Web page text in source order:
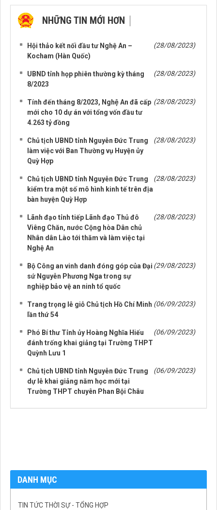
NHỮNG TIN MỚI HƠN
Hội thảo kết nối đầu tư Nghệ An –
Kocham (Hàn Quốc)
(28/08/2023)
UBND tỉnh họp phiên thường kỳ tháng
8/2023
(28/08/2023)
Tính đến tháng 8/2023, Nghệ An đã cấp
mới cho 10 dự án với tổng vốn đầu tư
4.263 tỷ đồng
(28/08/2023)
Chủ tịch UBND tỉnh Nguyễn Đức Trung
làm việc với Ban Thường vụ Huyện ủy
Quỳ Hợp
(28/08/2023)
Chủ tịch UBND tỉnh Nguyễn Đức Trung
kiểm tra một số mô hình kinh tế trên địa
bàn huyện Quỳ Hợp
(28/08/2023)
Lãnh đạo tỉnh tiếp Lãnh đạo Thủ đô
Viêng Chăn, nước Cộng hòa Dân chủ
Nhân dân Lào tới thăm và làm việc tại
Nghệ An
(28/08/2023)
Bộ Công an vinh danh đóng góp của Đại
sứ Nguyễn Phương Nga trong sự
nghiệp bảo vệ an ninh tổ quốc
(29/08/2023)
Trang trọng lễ giỗ Chủ tịch Hồ Chí Minh
lần thứ 54
(06/09/2023)
Phó Bí thư Tỉnh ủy Hoàng Nghĩa Hiếu
đánh trống khai giảng tại Trường THPT
Quỳnh Lưu 1
(06/09/2023)
Chủ tịch UBND tỉnh Nguyễn Đức Trung
dự lễ khai giảng năm học mới tại
Trường THPT chuyên Phan Bội Châu
(06/09/2023)
DANH MỤC
TIN TỨC THỜI SỰ - TỔNG HỢP